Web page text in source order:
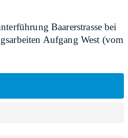
Baarerstrasse bei
Aufgang West (vom